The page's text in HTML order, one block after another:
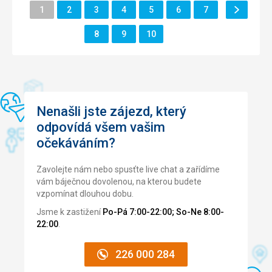
Strava 2,0/ 5
Služby
Cena
Pláž
Strava
Jídlo bylo po celý týden jednotvárné, mimo večeří. Večerní
dezert po celý týden čokoládový donut.
Ubytování
Celkem dobré.
Chybějící fén na pokoji. Půjčení jen na omezenou dobu.
Stránka
1 Stránka
2 Stránka
3 Stránka
4 Stránka
5 Stránka
6 Stránka
7
Stránka
8 Stránka
9 Stránka
10
Další
Stránka
Nenašli jste zájezd, který
odpovídá všem vašim
očekáváním?
Zavolejte nám nebo spusťte live chat a zařídíme
vám báječnou dovolenou, na kterou budete
vzpomínat dlouhou dobu.
Jsme k zastižení Po-Pá 7:00-22:00; So-Ne 8:00-
22:00
226 000 284